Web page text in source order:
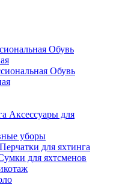
Обувь
Обувь
Аксессуары для
уборы
Перчатки для яхтинга
для яхтсменов